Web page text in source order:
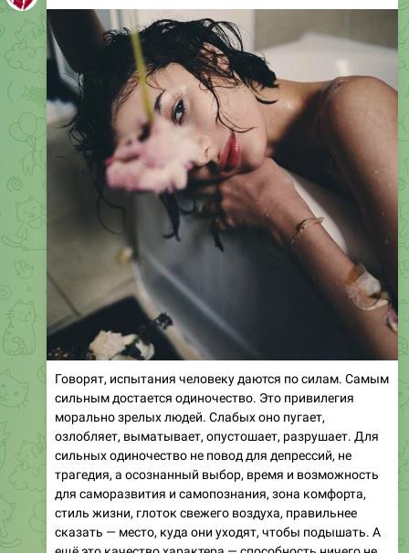
Говорят, испытания человеку даются по силам. Самым
сильным достается одиночество. Это привилегия
морально зрелых людей. Слабых оно пугает,
озлобляет, выматывает, опустошает, разрушает. Для
сильных одиночество не повод для депрессий, не
трагедия, а осознанный выбор, время и возможность
для саморазвития и самопознания, зона комфорта,
стиль жизни, глоток свежего воздуха, правильнее
сказать — место, куда они уходят, чтобы подышать. А